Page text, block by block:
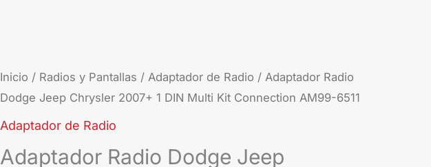
Inicio / Radios y Pantallas /Adaptador de Radio / Adaptador Radio
Dodge Jeep Chrysler 2007+ 1 DIN Multi Kit Connection AM99-6511
Adaptador de Radio
Adaptador Radio Dodge Jeep
Adaptador
Radio
Dodge